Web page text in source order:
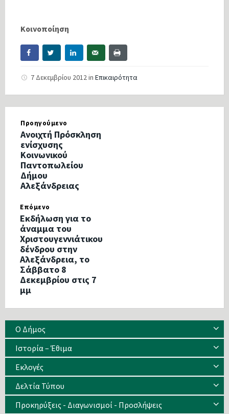
Κοινοποίηση
7 Δεκεμβρίου 2012in Επικαιρότητα
Προηγούμενο
Ανοιχτή Πρόσκληση
ενίσχυσης
Κοινωνικού
Παντοπωλείου
Δήμου
Αλεξάνδρειας
Επόμενο
Εκδήλωση για το
άναμμα του
Χριστουγεννιάτικου
δένδρου στην
Αλεξάνδρεια, το
Σάββατο 8
Δεκεμβρίου στις 7
μμ
Ο Δήμος
Ιστορία – Έθιμα
Eκλογές
Δελτία Τύπου
Προκηρύξεις - Διαγωνισμοί - Προσλήψεις